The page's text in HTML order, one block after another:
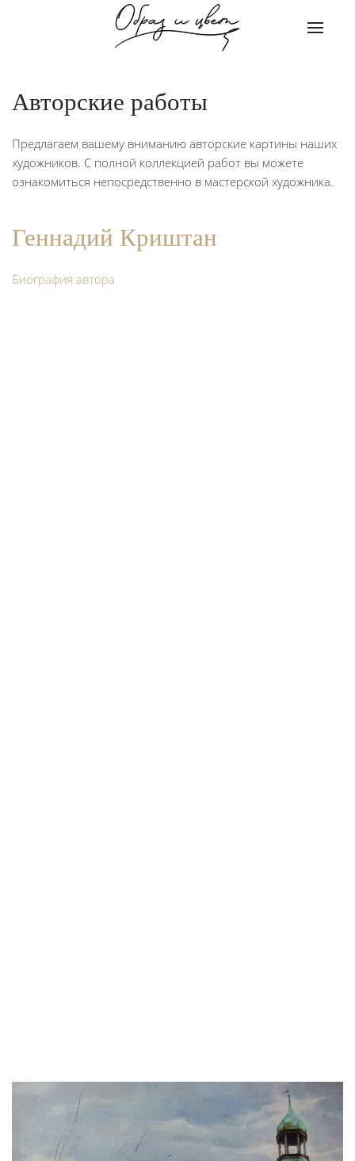
Авторские работы
Предлагаем вашему вниманию авторские картины наших
художников. С полной коллекцией работ вы можете
ознакомиться непосредственно в мастерской художника.
Геннадий Криштан
Биография автора